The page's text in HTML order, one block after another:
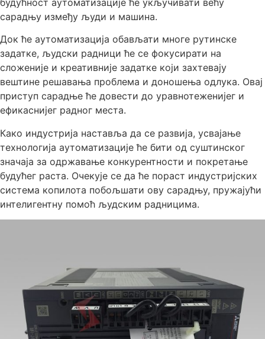
сарадњу између људи и машина.
Док ће аутоматизација обављати многе рутинске
задатке, људски радници ће се фокусирати на
сложеније и креативније задатке који захтевају
вештине решавања проблема и доношења одлука. Овај
приступ сарадње ће довести до уравнотеженијег и
ефикаснијег радног места.
Како индустрија наставља да се развија, усвајање
технологија аутоматизације ће бити од суштинског
значаја за одржавање конкурентности и покретање
будућег раста. Очекује се да ће пораст индустријских
система копилота побољшати ову сарадњу, пружајући
интелигентну помоћ људским радницима.